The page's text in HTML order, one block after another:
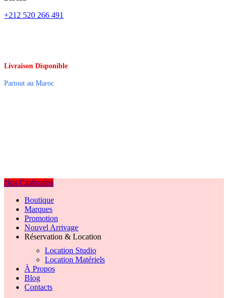
+212 520 266 491
Livraison Disponible
Partout au Maroc
Nos Catégories
Boutique
Marques
Promotion
Nouvel Arrivage
Réservation & Location
Location Studio
Location Matériels
À Propos
Blog
Contacts